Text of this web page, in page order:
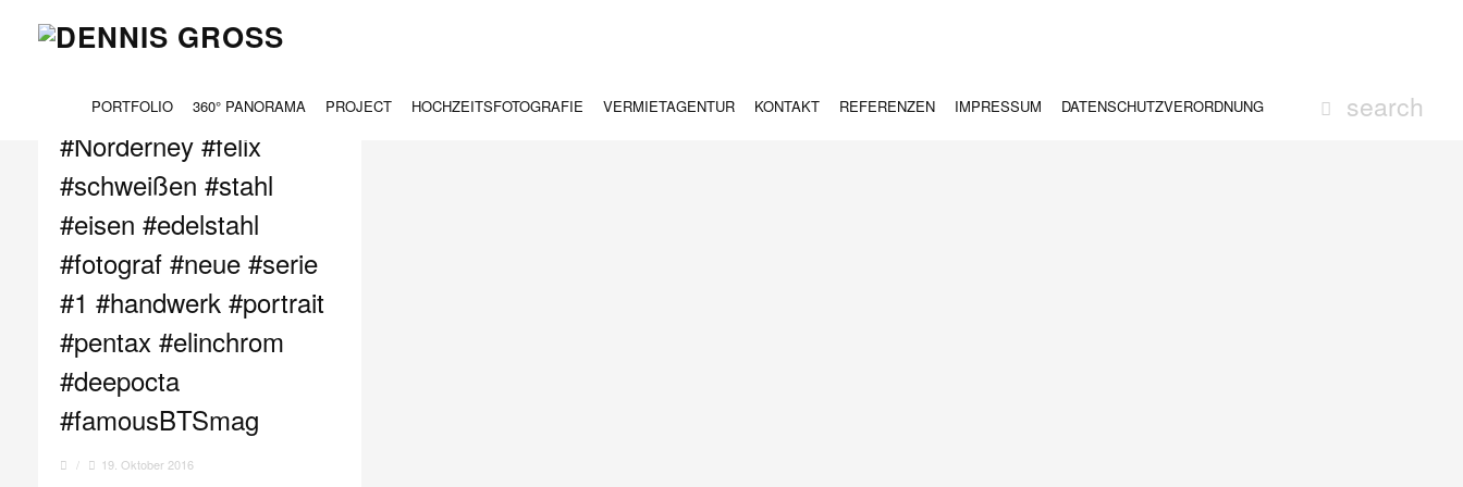
PORTFOLIO 360° PANORAMA PROJECT HOCHZEITSFOTOGRAFIE VERMIETAGENTUR KONTAKT REFERENZEN IMPRESSUM DATENSCHUTZVERORDNUNG
TAG ARCHIVES:EDELSTAHL
#Norderney #felix
#schweißen #stahl
#eisen #edelstahl
#fotograf #neue #serie
#1 #handwerk #portrait
#pentax #elinchrom
#deepocta
#famousBTSmag
/ 19. Oktober 2016